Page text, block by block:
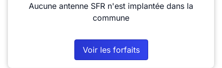
Aucune antenne SFR n'est implantée dans la
commune
Voir les forfaits